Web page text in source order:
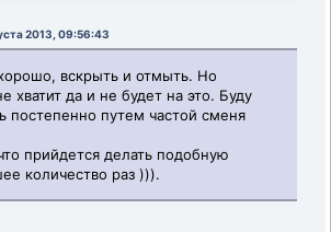
2013, 09:56:43
вскрыть и отмыть. Но
хватит да и не будет на это. Буду
постепенно путем частой сменя
прийдется делать подобную
количество раз ))).